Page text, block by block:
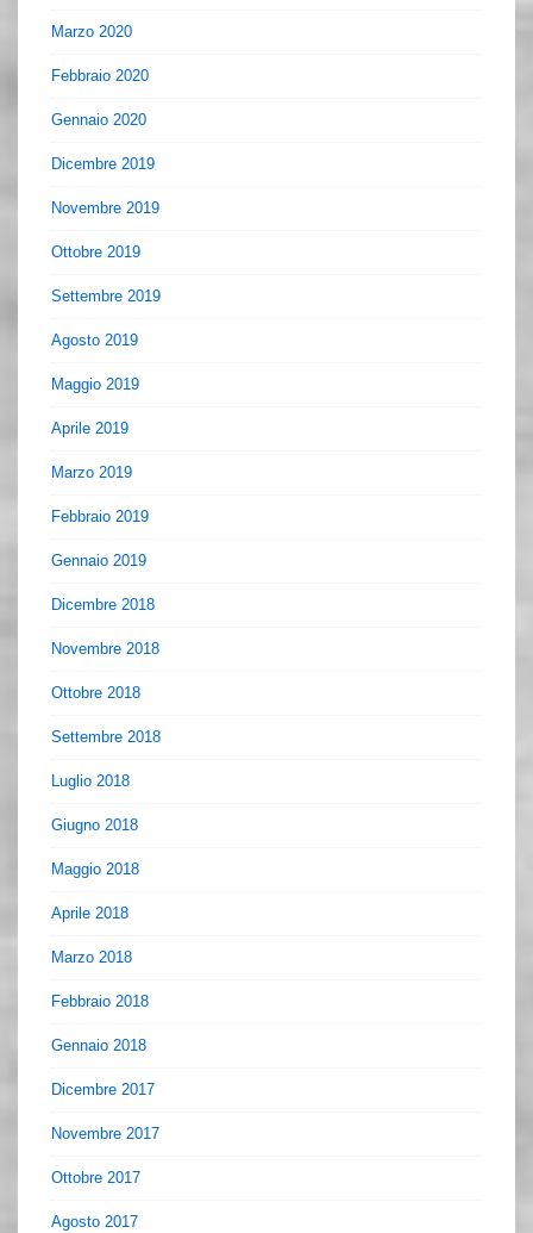
Marzo 2020
Febbraio 2020
Gennaio 2020
Dicembre 2019
Novembre 2019
Ottobre 2019
Settembre 2019
Agosto 2019
Maggio 2019
Aprile 2019
Marzo 2019
Febbraio 2019
Gennaio 2019
Dicembre 2018
Novembre 2018
Ottobre 2018
Settembre 2018
Luglio 2018
Giugno 2018
Maggio 2018
Aprile 2018
Marzo 2018
Febbraio 2018
Gennaio 2018
Dicembre 2017
Novembre 2017
Ottobre 2017
Agosto 2017